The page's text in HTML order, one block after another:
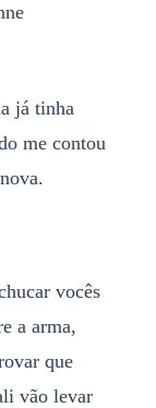
já tinha
me contou
vocês
a arma,
que
vão levar